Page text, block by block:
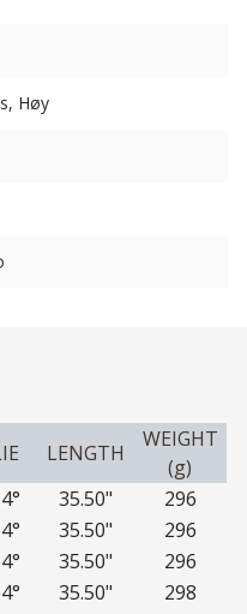
Høy
LENGTH
WEIGHT
(g)
35.50"
296
35.50"
296
35.50"
296
35.50"
298